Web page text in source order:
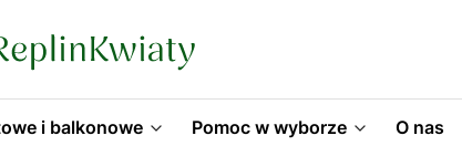
i balkonowe Pomoc w wyborze O nas